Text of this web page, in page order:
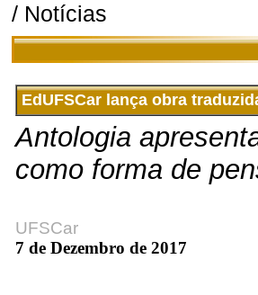
/ Notícias
EdUFSCar lança obra
Antologia
como forma de
UFSCar
7 de Dezembro de 2017